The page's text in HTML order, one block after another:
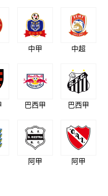
中甲 中超
巴西甲 巴西甲
阿甲 阿甲